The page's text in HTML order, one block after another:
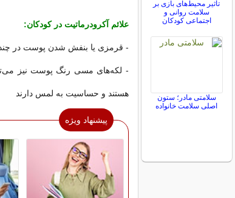
علائم آکرودرماتیت در کودکان:
- قرمزی یا بنفش شدن پوست در چند
- لکه‌های مسی رنگ پوست نیز
هستند و حساسیت به لمس دارند
پیشنهاد ویژه
تأثیر محیط‌های بازی بر
سلامت روانی و
اجتماعی کودکان
سلامتی مادر؛ ستون
اصلی سلامت خانواده